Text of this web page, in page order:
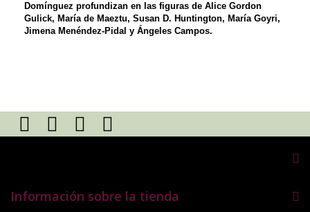
Domínguez profundizan en las figuras de Alice Gordon
Gulick, María de Maeztu, Susan D. Huntington, María Goyri,
Jimena Menéndez-Pidal y Ángeles Campos.
Información sobre la tienda